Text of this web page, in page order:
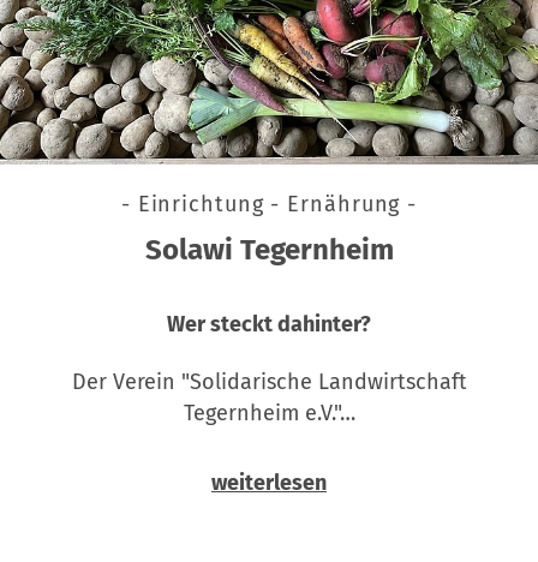
- Einrichtung - Ernährung -
Solawi Tegernheim
Wer steckt dahinter?
Der Verein "Solidarische Landwirtschaft
Tegernheim e.V."…
weiterlesen